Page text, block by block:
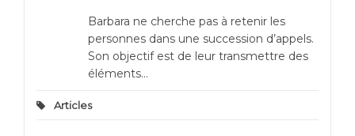
Barbara ne cherche pas à retenir les
personnes dans une succession d’appels.
Son objectif est de leur transmettre des
éléments...
Articles